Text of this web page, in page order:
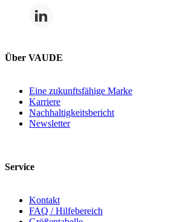
Über VAUDE
Eine zukunftsfähige Marke
Karriere
Nachhaltigkeitsbericht
Newsletter
Service
Kontakt
FAQ / Hilfebereich